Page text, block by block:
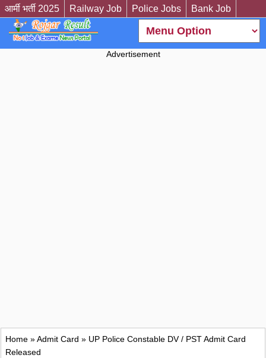
आर्मी भर्ती 2025 Railway Job Police Jobs Bank Job
Advertisement
Home »Admit Card » UP Police Constable DV / PST Admit Card
Released